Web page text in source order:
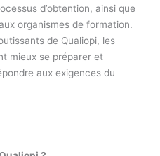
d’obtention, ainsi que
organismes de formation.
de Qualiopi, les
mieux se préparer et
aux exigences du